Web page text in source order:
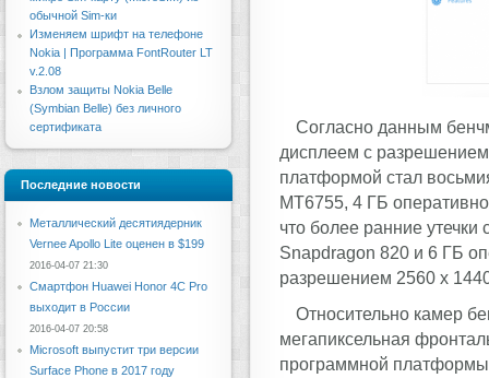
Согласно данным
дисплеем с
платформой стал
MT6755, 4 ГБ
что более ранние
Snapdragon 820 и 6 ГБ
разрешением 2560 x
Относительно камер
мегапиксельная
программной
обычной Sim-ки
Изменяем шрифт на телефоне
Nokia | Программа FontRouter LT
v.2.08
Взлом защиты Nokia Belle
(Symbian Belle) без личного
сертификата
Последние новости
Металлический десятиядерник
Vernee Apollo Lite оценен в $199
2016-04-07 21:30
Смартфон Huawei Honor 4C Pro
выходит в России
2016-04-07 20:58
Microsoft выпустит три версии
Surface Phone в 2017 году